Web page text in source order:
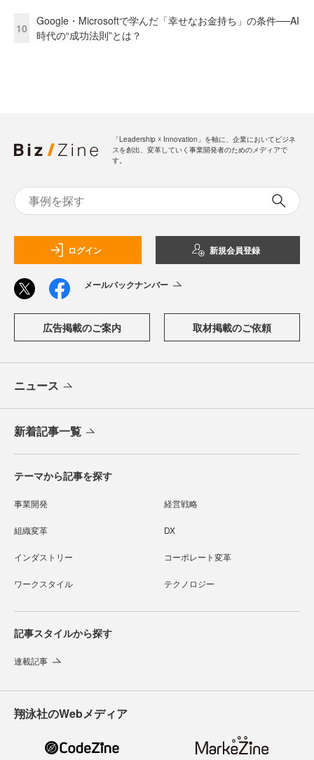
10
Google・Microsoftで学んだ「幸せなお金持ち」の条件──AI
時代の“成功法則”とは？
「Leadership ☓ Innovation」を軸に、企業においてビジネ
スを創出、変革していく事業開発者のためのメディアで
す。
ログイン 新規会員登録
メールバックナンバー
広告掲載のご案内 取材掲載のご依頼
ニュース
新着記事一覧
テーマから記事を探す
事業開発 経営戦略
組織変革 DX
インダストリー コーポレート変革
ワークスタイル テクノロジー
記事スタイルから探す
連載記事
翔泳社のWebメディア